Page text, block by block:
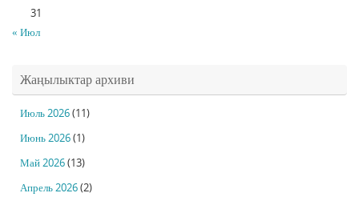
31
« Июл
Жаңылыктар архиви
Июль 2026(11)
Июнь 2026(1)
Май 2026(13)
Апрель 2026(2)